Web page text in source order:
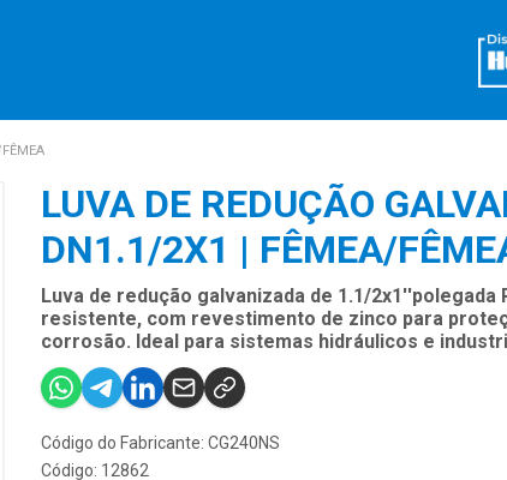
LUVA DE REDUÇÃO
DN1.1/2X1 | FÊMEA/
Luva de redução galvanizada de 1.1/2x1''polegada
resistente, com revestimento de zinco para
corrosão. Ideal para sistemas hidráulicos e
Código do Fabricante: CG240NS
Código: 12862